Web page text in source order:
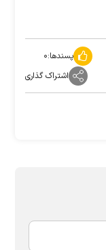
پسندها:۰
اشتراک گذاری